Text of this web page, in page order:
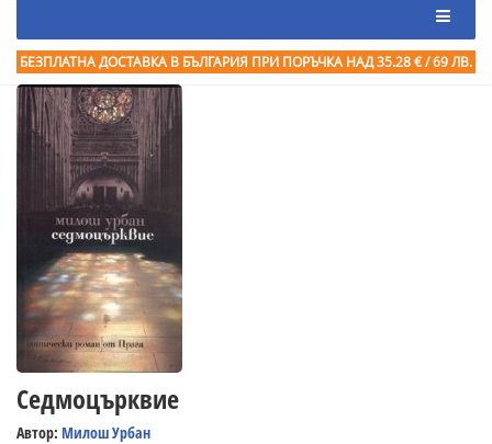
БЕЗПЛАТНА ДОСТАВКА В БЪЛГАРИЯ ПРИ ПОРЪЧКА НАД 35.28 € / 69 ЛВ.
Седмоцърквие
Автор: Милош Урбан